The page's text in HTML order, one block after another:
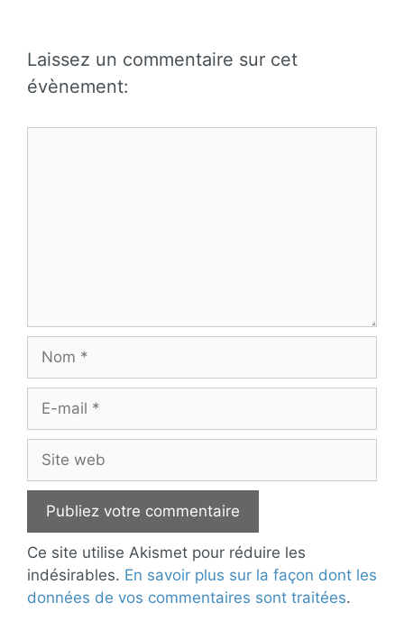
Laissez un commentaire sur cet
évènement:
mail
web
Ce site utilise Akismet pour réduire les
indésirables. En savoir plus sur la façon dont les
données de vos commentaires sont traitées.